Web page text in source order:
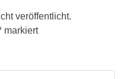
veröffentlicht.
markiert